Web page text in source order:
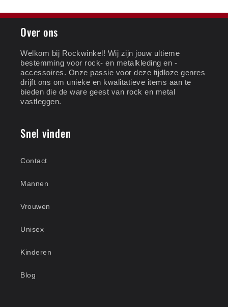
Over ons
Welkom bij Rockwinkel! Wij zijn jouw ultieme
bestemming voor rock- en metalkleding en -
accessoires. Onze passie voor deze tijdloze genres
drijft ons om unieke en kwalitatieve items aan te
bieden die de ware geest van rock en metal
vastleggen.
Snel vinden
Contact
Mannen
Vrouwen
Unisex
Kinderen
Blog